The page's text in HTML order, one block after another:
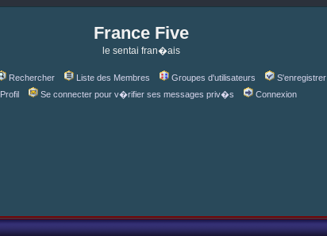
France Five
le sentai fran�ais
Rechercher Liste des Membres Groupes d'utilisateurs
S'enregistrer
Profil
Se connecter pour v�rifier ses messages priv�s Connexion